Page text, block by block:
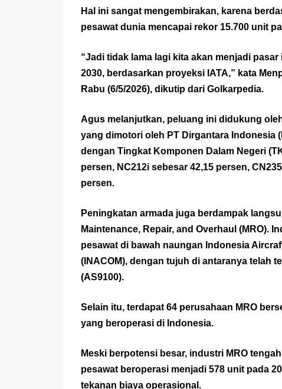
Hal ini sangat mengembirakan, karena
pesawat dunia mencapai rekor 15.700 unit
“Jadi tidak lama lagi kita akan menjadi
2030, berdasarkan proyeksi IATA,” kata
Rabu (6/5/2026), dikutip dari Golkarpedia.
Agus melanjutkan, peluang ini didukung
yang dimotori oleh PT Dirgantara Indonesia
dengan Tingkat Komponen Dalam Negeri
persen, NC212i sebesar 42,15 persen,
persen.
Peningkatan armada juga berdampak
Maintenance, Repair, and Overhaul (MRO).
pesawat di bawah naungan Indonesia
(INACOM), dengan tujuh di antaranya telah
(AS9100).
Selain itu, terdapat 64 perusahaan MRO
yang beroperasi di Indonesia.
Meski berpotensi besar, industri MRO
pesawat beroperasi menjadi 578 unit pada
tekanan biaya operasional.